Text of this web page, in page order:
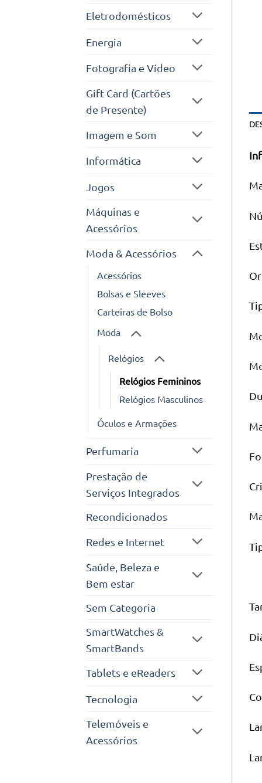
Eletrodomésticos
Energia
Fotografia e Vídeo
Gift Card (Cartões
de Presente)
Imagem e Som
Informática
Jogos
Máquinas e
Acessórios
Moda & Acessórios
Acessórios
Bolsas e Sleeves
Carteiras de Bolso
Moda
Relógios
Relógios Femininos
Relógios Masculinos
Óculos e Armações
Perfumaria
Prestação de
Serviços Integrados
Recondicionados
Redes e Internet
Saúde, Beleza e
Bem estar
Sem Categoria
SmartWatches &
SmartBands
Tablets e eReaders
Tecnologia
Telemóveis e
Acessórios